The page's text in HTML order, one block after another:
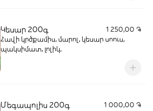
Կեսար 200գ
1 250,00 ֏
Հավի կրծքամիս, մարոլ, կեսար սոուս,
պակսիմատ, լոլիկ,
Մեգապոլիս 200գ
1 000,00 ֏